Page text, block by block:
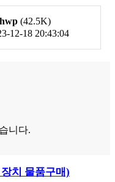
(42.5K)
12-18 20:43:04
니다.
치 물품구매)